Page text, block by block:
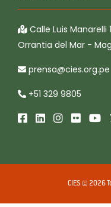
Calle Luis Manarelli
Orrantia del Mar -
prensa@cies.org.pe
+51 329 9805
CIES © 2026